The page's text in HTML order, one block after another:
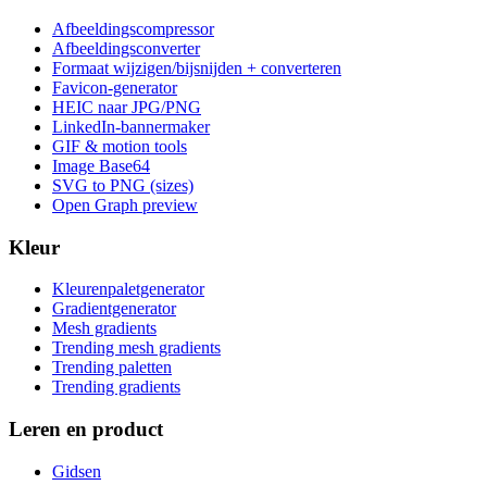
Afbeeldingscompressor
Afbeeldingsconverter
Formaat wijzigen/bijsnijden + converteren
Favicon-generator
HEIC naar JPG/PNG
LinkedIn-bannermaker
GIF & motion tools
Image Base64
SVG to PNG (sizes)
Open Graph preview
Kleur
Kleurenpaletgenerator
Gradientgenerator
Mesh gradients
Trending mesh gradients
Trending paletten
Trending gradients
Leren en product
Gidsen